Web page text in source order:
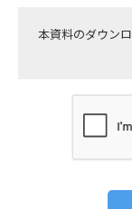
本資料のダウン